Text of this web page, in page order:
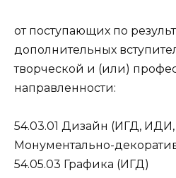
от поступающих по
дополнительных
творческой и (или)
направленности:
54.03.01 Дизайн (ИГД,
Монументально-
54.05.03 Графика (ИГД)